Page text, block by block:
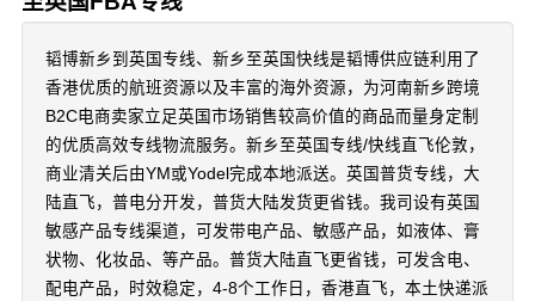
韬博新乡到英国专线、新乡至英国快线是韬博供应链利用了
香港优质的航班资源以及丰富的海外资源，为河南新乡跨境
B2C电商卖家立足英国市场销售较高价值的商品而量身定制
的优质高效专线物流服务。新乡至英国专线/快线直飞伦敦，
商业清关后由YM或Yodel完成本地派送。英国普货专线，大
陆直飞，普电分开发，普货大陆发货更省钱。我司设有英国
敏感产品专线渠道，可发带电产品、敏感产品，如液体、膏
状物、化妆品、等产品。普货大陆直飞更省钱，可发含电、
配电产品，时效稳定，4-8个工作日，香港直飞，本土快递派